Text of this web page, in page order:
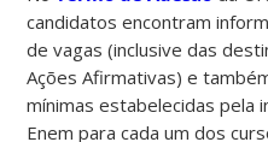
candidatos encontram
de vagas (inclusive das
Ações Afirmativas) e
mínimas estabelecidas pela
Enem para cada um dos